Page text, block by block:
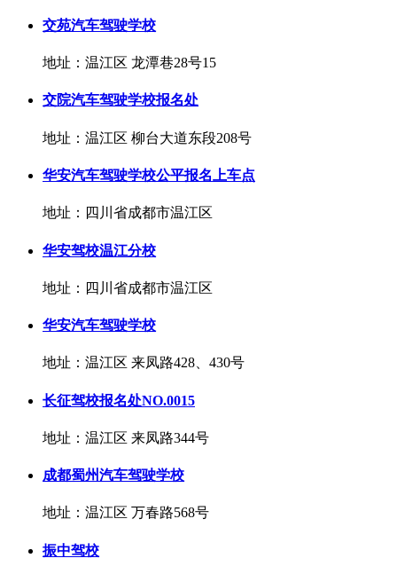
交苑汽车驾驶学校
地址：温江区 龙潭巷28号15
交院汽车驾驶学校报名处
地址：温江区 柳台大道东段208号
华安汽车驾驶学校公平报名上车点
地址：四川省成都市温江区
华安驾校温江分校
地址：四川省成都市温江区
华安汽车驾驶学校
地址：温江区 来凤路428、430号
长征驾校报名处NO.0015
地址：温江区 来凤路344号
成都蜀州汽车驾驶学校
地址：温江区 万春路568号
振中驾校